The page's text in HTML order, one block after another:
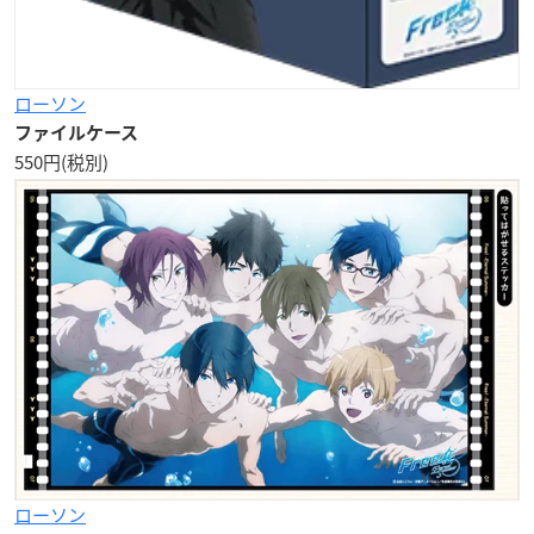
ローソン
ファイルケース
550円(税別)
ローソン